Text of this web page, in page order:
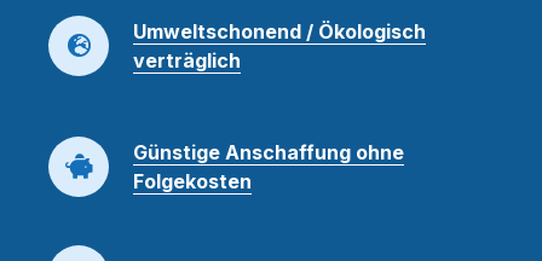
Umweltschonend / Ökologisch
verträglich
Günstige Anschaffung ohne
Folgekosten